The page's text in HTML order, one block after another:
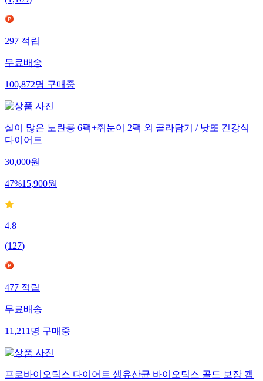
297 적립
무료배송
100,872명 구매중
실이 많은 노란콩 6팩+쥐눈이 2팩 외 골라담기 / 낫또 건강식
다이어트
30,000원
47%15,900원
4.8
(127)
477 적립
무료배송
11,211 명 구매중
프로바이오틱스 다이어트 생유산균 바이오틱스 골드 보장 캡